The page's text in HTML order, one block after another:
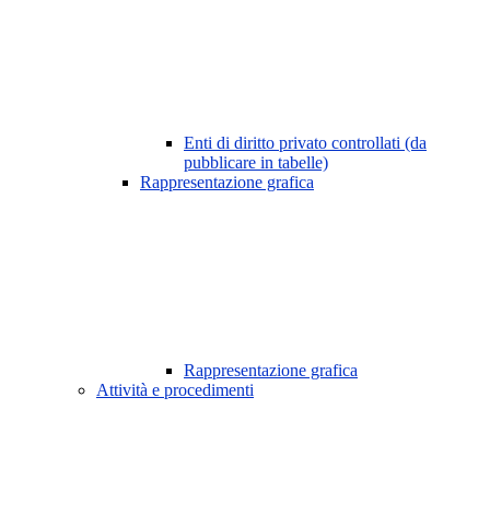
Enti di diritto privato controllati (da
pubblicare in tabelle)
Rappresentazione grafica
Rappresentazione grafica
Attività e procedimenti